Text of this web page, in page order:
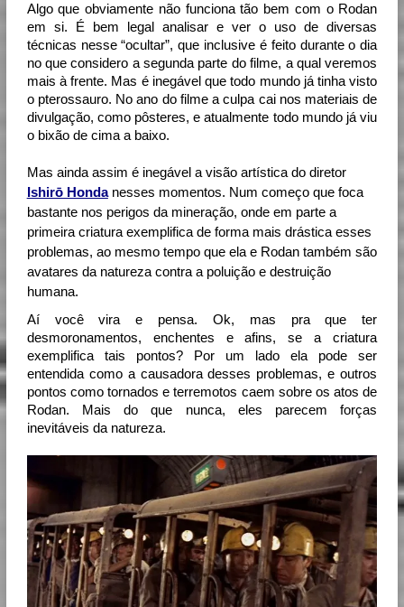
Algo que obviamente não funciona tão bem com o Rodan
em si. É bem legal analisar e ver o uso de diversas
técnicas nesse “ocultar”, que inclusive é feito durante o dia
no que considero a segunda parte do filme, a qual veremos
mais à frente. Mas é inegável que todo mundo já tinha visto
o pterossauro. No ano do filme a culpa cai nos materiais de
divulgação, como pôsteres, e atualmente todo mundo já viu
o bixão de cima a baixo.
Mas ainda assim é inegável a visão artística do diretor
Ishirō Hondanesses momentos. Num começo que foca
bastante nos perigos da mineração, onde em parte a
primeira criatura exemplifica de forma mais drástica esses
problemas, ao mesmo tempo que ela e Rodan também são
avatares da natureza contra a poluição e destruição
humana.
Aí você vira e pensa. Ok, mas pra que ter
desmoronamentos, enchentes e afins, se a criatura
exemplifica tais pontos? Por um lado ela pode ser
entendida como a causadora desses problemas, e outros
pontos como tornados e terremotos caem sobre os atos de
Rodan. Mais do que nunca, eles parecem forças
inevitáveis da natureza.